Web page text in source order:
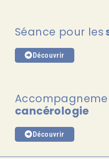
Séance pour les
Découvrir
cancérologie
Découvrir